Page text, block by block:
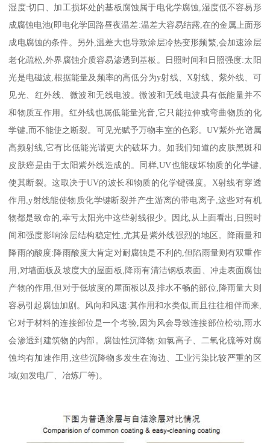
湿度:切口、加工损坏处的基板腐蚀属于电化学腐蚀,湿度低不容易形
成腐蚀电池(即电化学回路昼夜温差:温差大容易结露,在的金属上面形
成电腐蚀的条件。另外,温差大也导致涂层冷热变形频繁,会加速涂层
老化疏松,外界腐蚀介质容易渗透到基板。日照时间和日照强度:太阳
光是电磁波,根据能量及频率的高低分为y射线、X射线、紫外线、可
见光、红外线、微波和无线电波。微波和无线电波具有低能量并不
和物质互作用。红外线也属低能量光音,它只能拉伸或弯曲物质的化
学键,而不能使之断裂。可见光赋予万物丰室的色彩。UV紫外光谱属
高频射线,它有比低能光谐更大的破坏力。如我们知道的皮肤黑斑和
皮肤癌是由于太阳紫外线造成的。同样,UV也能破坏物质的化学键,
使其断裂。这取决于UV的波长和物质的化学键强度。X射线有穿透
作用,y射线能使物质化学键断裂并产生游离的带电离子,这些对有机
物都是致命的,幸亏太阳光中这些射线很少。因此,从上面看出,日照时
间和强度影响涂层结构稳定性,尤其是紫外线强烈的地区。降雨量和
降雨的酸度:降雨酸度大肯定对耐腐蚀是不利的,但陷雨量则有双重作
用,对墙面板及坡度大的屋面板,降雨有清洁钢板表面、冲走表面腐蚀
产物的作用,但对于低坡度的屋面板以及排水不畅的部位,降雨量大则
容易引起腐蚀加剧。风向和风速:其作用和水类似,而且往往相伴而来,
它对于材料的连接部位是一个考验,因为风会导致连接部位松动,雨水
会渗透到建筑物的内部。腐蚀性沉降物:如氯高子、二氧化硫等对腐
蚀均有加速作用,这些沉降物多发生在海边、工业污染比较严重的区
域(如发电厂、冶炼厂等)。